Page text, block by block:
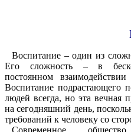
1
Воспитание – один из
Его сложность – в
постоянном
Воспитание подрастающего
людей всегда, но эта вечная
на сегодняшний день,
требований к человеку со